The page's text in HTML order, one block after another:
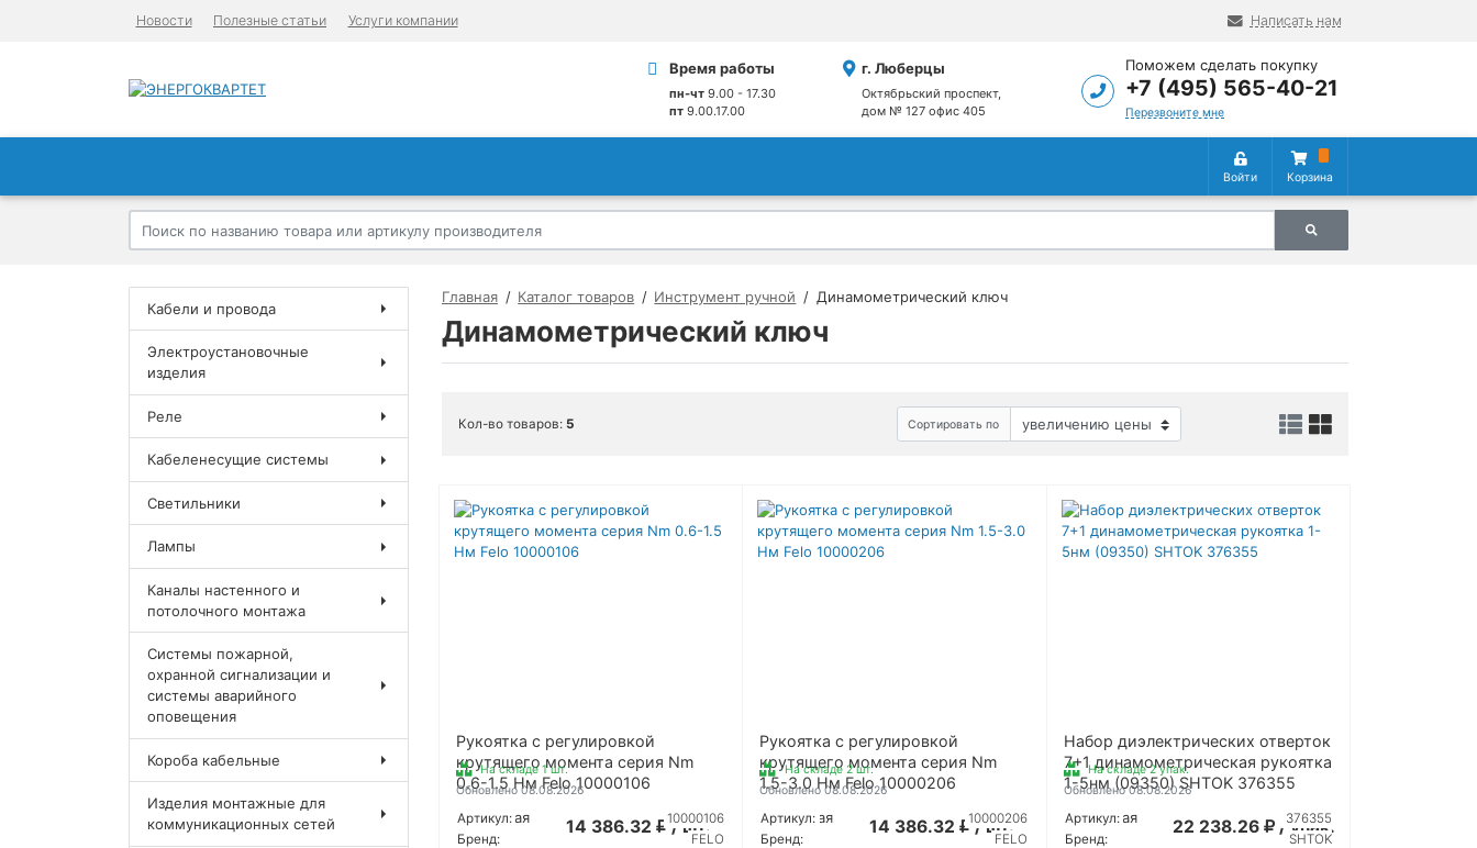
Новости Полезные статьи Услуги компании Написать нам
Время работы
пн-чт9.00 - 17.30
пт9.00.17.00
г. Люберцы
Октябрьский проспект,
дом № 127 офис 405
Поможем сделать покупку
+7 (495) 565-40-21
Перезвоните мне
Войти Корзина
Главная Каталог товаров Инструмент ручной Динамометрический ключ
Динамометрический ключ
Кол-во товаров: 5 Сортировать по
Рукоятка с регулировкой
крутящего момента серия Nm
0.6-1.5 Нм Felo 10000106
Артикул:
10000106
Бренд:
FELO
На складе 1 шт.
Обновлено 08.08.2026
Розничная
цена:
14 386.32 / шт.
Рукоятка с регулировкой
крутящего момента серия Nm
1.5-3.0 Нм Felo 10000206
Артикул:
10000206
Бренд:
FELO
На складе 2 шт.
Обновлено 08.08.2026
Розничная
цена:
14 386.32 / шт.
Набор диэлектрических отверток
7+1 динамометрическая рукоятка
1-5нм (09350) SHTOK 376355
Артикул:
376355
Бренд:
SHTOK
На складе 2 упак.
Обновлено 08.08.2026
Розничная
цена:
22 238.26 / упак.
Кабели и провода
Электроустановочные
изделия
Реле
Кабеленесущие системы
Светильники
Лампы
Каналы настенного и
потолочного монтажа
Системы пожарной,
охранной сигнализации и
системы аварийного
оповещения
Короба кабельные
Изделия монтажные для
коммуникационных сетей